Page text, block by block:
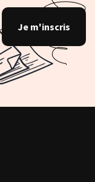
Je m'inscris